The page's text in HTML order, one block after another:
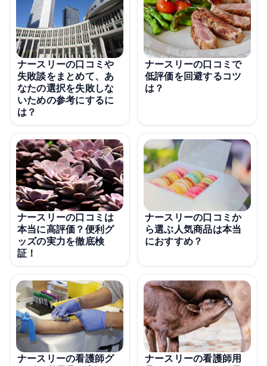
ナースリーの口コミや
失敗談をまとめて、あ
なたの選択を失敗しな
いための参考にするに
は？
ナースリーの口コミで
低評価を回避するコツ
は？
ナースリーの口コミは
本当に高評価？便利グ
ッズの実力を徹底検
証！
ナースリーの口コミか
ら選ぶ人気商品は本当
におすすめ？
ナースリーの看護師グ
ナースリーの看護師用